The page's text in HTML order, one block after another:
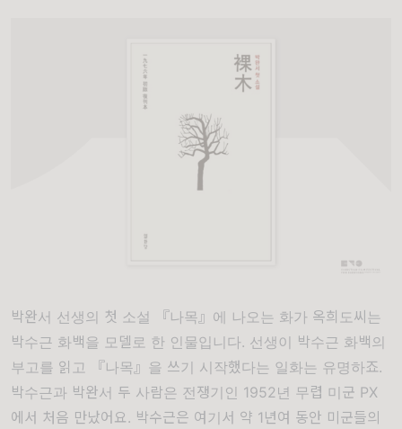
박완서 선생의 첫 소설 『나목』에 나오는 화가 옥희도씨는
박수근 화백을 모델로 한 인물입니다. 선생이 박수근 화백의
부고를 읽고 『나목』을 쓰기 시작했다는 일화는 유명하죠.
박수근과 박완서 두 사람은 전쟁기인 1952년 무렵 미군 PX
에서 처음 만났어요. 박수근은 여기서 약 1년여 동안 미군들의